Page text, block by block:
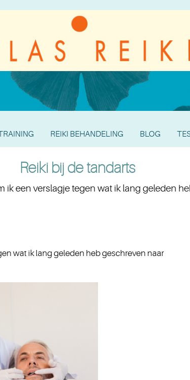
REIKI BEHANDELING BLOG
Reiki bij de tandarts
ik een verslagje tegen wat ik lang geleden
wat ik lang geleden heb geschreven naar